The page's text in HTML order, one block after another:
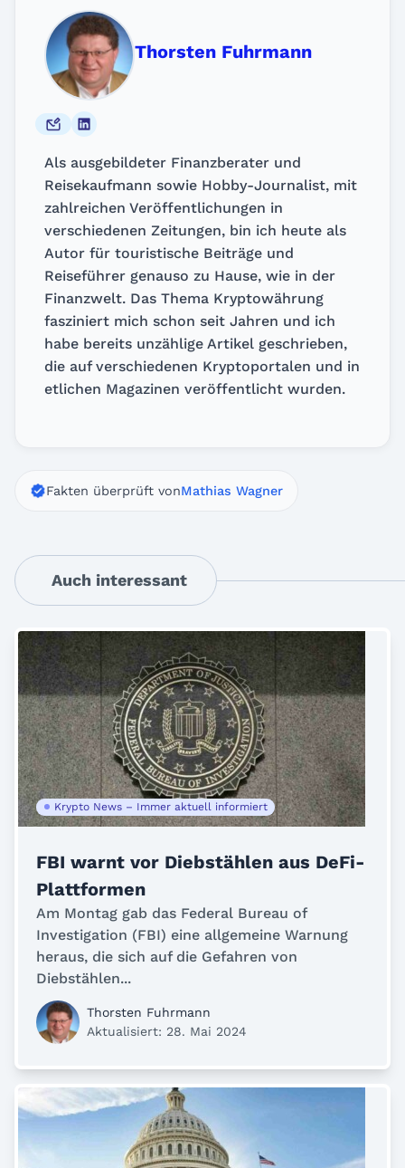
Thorsten Fuhrmann
Als ausgebildeter Finanzberater und
Reisekaufmann sowie Hobby-Journalist, mit
zahlreichen Veröffentlichungen in
verschiedenen Zeitungen, bin ich heute als
Autor für touristische Beiträge und
Reiseführer genauso zu Hause, wie in der
Finanzwelt. Das Thema Kryptowährung
fasziniert mich schon seit Jahren und ich
habe bereits unzählige Artikel geschrieben,
die auf verschiedenen Kryptoportalen und in
etlichen Magazinen veröffentlicht wurden.
Fakten überprüft vonMathias Wagner
Auch interessant
Krypto News – Immer aktuell informiert
FBI warnt vor Diebstählen aus DeFi-
Plattformen
Am Montag gab das Federal Bureau of
Investigation (FBI) eine allgemeine Warnung
heraus, die sich auf die Gefahren von
Diebstählen...
Thorsten Fuhrmann
Aktualisiert: 28. Mai 2024